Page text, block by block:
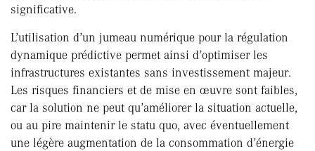
significative.
L’utilisation d’un jumeau numérique pour la régulation
dynamique prédictive permet ainsi d’optimiser les
infrastructures existantes sans investissement majeur.
Les risques financiers et de mise en œuvre sont faibles,
car la solution ne peut qu’améliorer la situation actuelle,
ou au pire maintenir le statu quo, avec éventuellement
une légère augmentation de la consommation d’énergie